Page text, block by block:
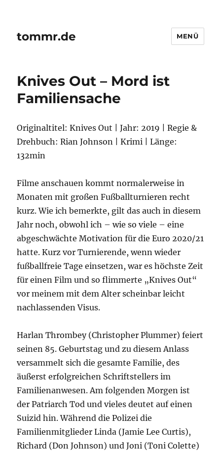
tommr.de MENÜ
Knives Out – Mord ist
Familiensache
Originaltitel: Knives Out | Jahr: 2019 | Regie &
Drehbuch: Rian Johnson | Krimi | Länge:
132min
Filme anschauen kommt normalerweise in
Monaten mit großen Fußballturnieren recht
kurz. Wie ich bemerkte, gilt das auch in diesem
Jahr noch, obwohl ich – wie so viele – eine
abgeschwächte Motivation für die Euro 2020/21
hatte. Kurz vor Turnierende, wenn wieder
fußballfreie Tage einsetzen, war es höchste Zeit
für einen Film und so flimmerte „Knives Out“
vor meinem mit dem Alter scheinbar leicht
nachlassenden Visus.
Harlan Thrombey (Christopher Plummer) feiert
seinen 85. Geburtstag und zu diesem Anlass
versammelt sich die gesamte Familie, des
äußerst erfolgreichen Schriftstellers im
Familienanwesen. Am folgenden Morgen ist
der Patriarch Tod und vieles deutet auf einen
Suizid hin. Während die Polizei die
Familienmitglieder Linda (Jamie Lee Curtis),
Richard (Don Johnson) und Joni (Toni Colette)